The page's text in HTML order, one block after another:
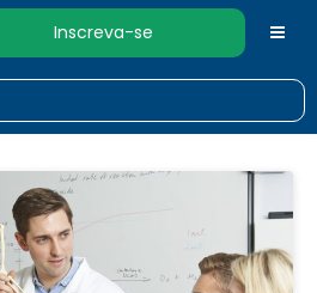
Inscreva-se